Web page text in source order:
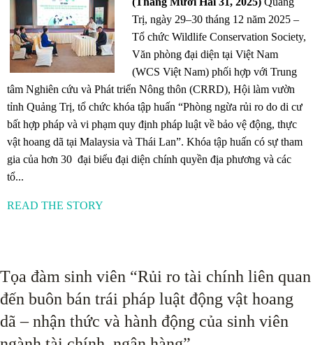
Trị, ngày 29–30 tháng 12 năm 2025 –
Tổ chức Wildlife Conservation Society,
Văn phòng đại diện tại Việt Nam
(WCS Việt Nam) phối hợp với Trung
tâm Nghiên cứu và Phát triển Nông thôn (CRRD), Hội làm vườn
tỉnh Quảng Trị, tổ chức khóa tập huấn “Phòng ngừa rủi ro do di cư
bất hợp pháp và vi phạm quy định pháp luật về bảo vệ động, thực
vật hoang dã tại Malaysia và Thái Lan”. Khóa tập huấn có sự tham
gia của hơn 30 đại biểu đại diện chính quyền địa phương và các
tổ...
READ THE STORY
Tọa đàm sinh viên “Rủi ro tài chính liên quan
đến buôn bán trái pháp luật động vật hoang
dã – nhận thức và hành động của sinh viên